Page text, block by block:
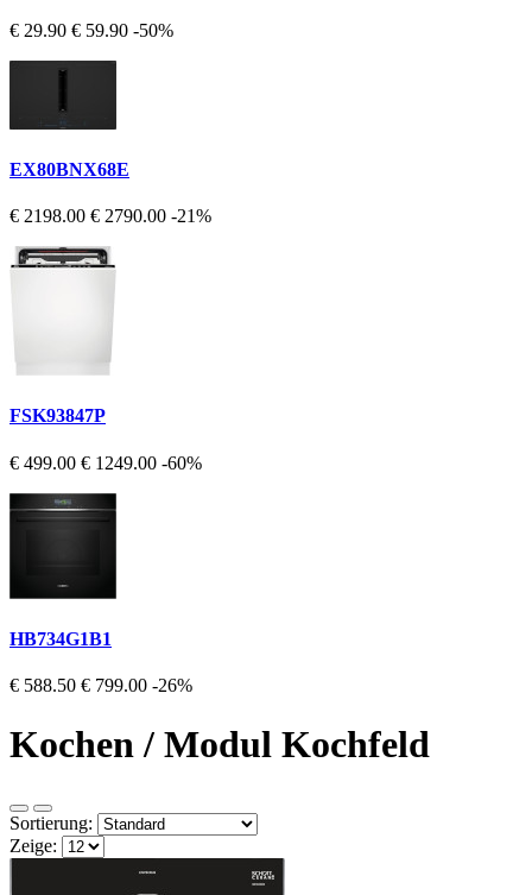
€ 29.90 € 59.90 -50%
EX80BNX68E
€ 2198.00 € 2790.00 -21%
FSK93847P
€ 499.00 € 1249.00 -60%
HB734G1B1
€ 588.50 € 799.00 -26%
Kochen / Modul Kochfeld
Sortierung:
Zeige: